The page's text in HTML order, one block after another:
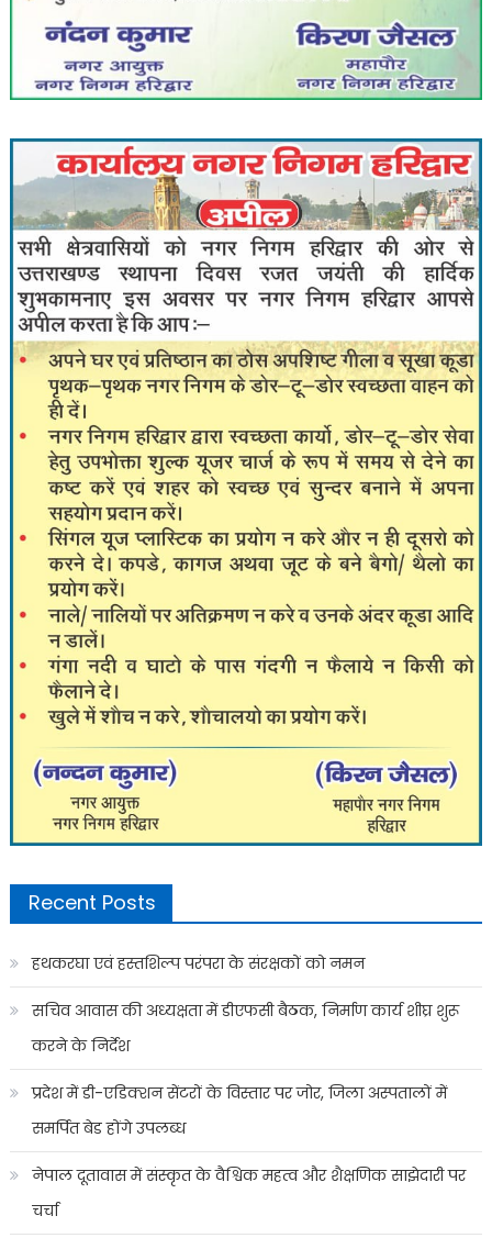
Recent Posts
हथकरघा एवं हस्तशिल्प परंपरा के संरक्षकों को नमन
सचिव आवास की अध्यक्षता में डीएफसी बैठक, निर्माण कार्य शीघ्र शुरू
करने के निर्देश
प्रदेश में डी-एडिक्शन सेंटरों के विस्तार पर जोर, जिला अस्पतालों में
समर्पित बेड होंगे उपलब्ध
नेपाल दूतावास में संस्कृत के वैश्विक महत्व और शैक्षणिक साझेदारी पर
चर्चा